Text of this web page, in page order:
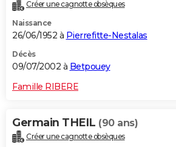
Créer une cagnotte obsèques
Naissance
26/06/1952 à Pierrefitte-Nestalas
Décès
09/07/2002 à Betpouey
Famille RIBERE
Germain THEIL (90 ans)
Créer une cagnotte obsèques